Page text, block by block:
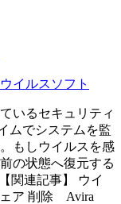
イルスソフト
いるセキュリティ
ムでシステムを監
もしウイルスを感
の状態へ復元する
関連記事】 ウイ
ア 削除 Avira